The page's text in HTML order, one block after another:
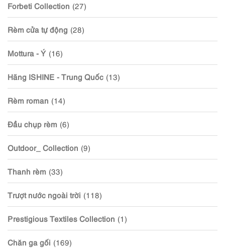
Forbeti Collection (27)
Rèm cửa tự động (28)
Mottura - Ý (16)
Hãng ISHINE - Trung Quốc (13)
Rèm roman (14)
Đầu chụp rèm (6)
Outdoor_ Collection (9)
Thanh rèm (33)
Trượt nước ngoài trời (118)
Prestigious Textiles Collection (1)
Chăn ga gối (169)